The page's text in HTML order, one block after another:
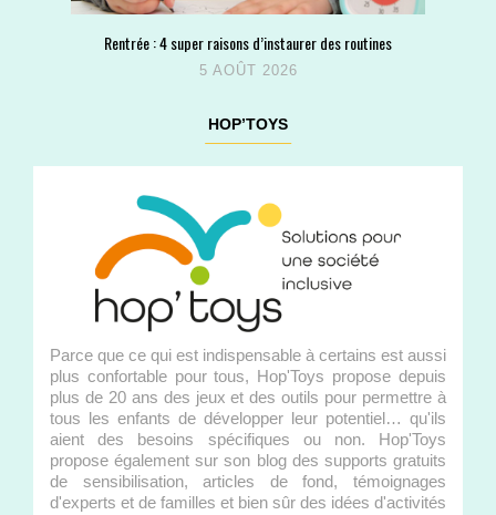
Rentrée : 4 super raisons d’instaurer des routines
5 AOÛT 2026
HOP’TOYS
Parce que ce qui est indispensable à certains est aussi
plus confortable pour tous, Hop'Toys propose depuis
plus de 20 ans des jeux et des outils pour permettre à
tous les enfants de développer leur potentiel… qu'ils
aient des besoins spécifiques ou non. Hop'Toys
propose également sur son blog des supports gratuits
de sensibilisation, articles de fond, témoignages
d'experts et de familles et bien sûr des idées d'activités